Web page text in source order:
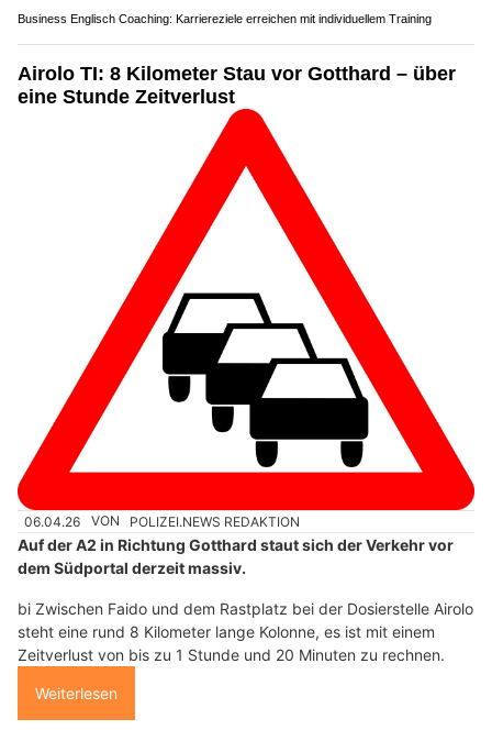
Business Englisch Coaching: Karriereziele erreichen mit individuellem Training
Airolo TI: 8 Kilometer Stau vor Gotthard – über
eine Stunde Zeitverlust
06.04.26 VON POLIZEI.NEWS REDAKTION
Auf der A2 in Richtung Gotthard staut sich der Verkehr vor
dem Südportal derzeit massiv.
bi Zwischen Faido und dem Rastplatz bei der Dosierstelle Airolo
steht eine rund 8 Kilometer lange Kolonne, es ist mit einem
Zeitverlust von bis zu 1 Stunde und 20 Minuten zu rechnen.
Weiterlesen